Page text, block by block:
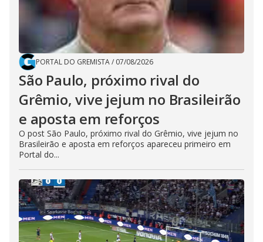
PORTAL DO GREMISTA/ 07/08/2026
São Paulo, próximo rival do
Grêmio, vive jejum no Brasileirão
e aposta em reforços
O post São Paulo, próximo rival do Grêmio, vive jejum no
Brasileirão e aposta em reforços apareceu primeiro em
Portal do...